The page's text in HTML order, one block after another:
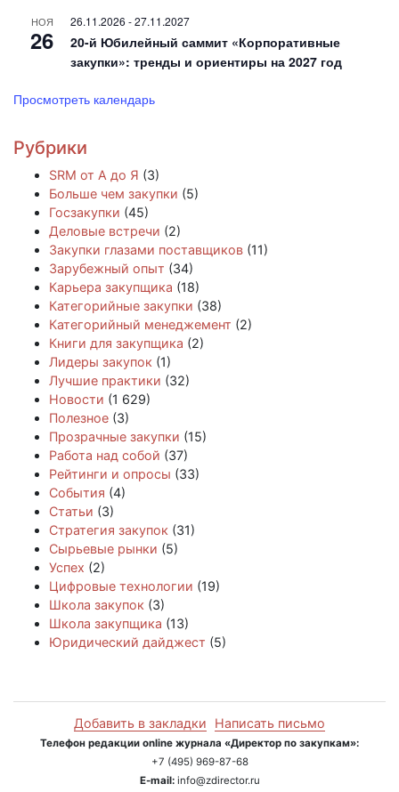
НОЯ
26
26.11.2026 -27.11.2027
20-й Юбилейный саммит «Корпоративные
закупки»: тренды и ориентиры на 2027 год
Просмотреть календарь
Рубрики
SRM от А до Я (3)
Больше чем закупки (5)
Госзакупки (45)
Деловые встречи (2)
Закупки глазами поставщиков (11)
Зарубежный опыт (34)
Карьера закупщика (18)
Категорийные закупки (38)
Категорийный менеджемент (2)
Книги для закупщика (2)
Лидеры закупок (1)
Лучшие практики (32)
Новости (1 629)
Полезное (3)
Прозрачные закупки (15)
Работа над собой (37)
Рейтинги и опросы (33)
События (4)
Статьи (3)
Стратегия закупок (31)
Сырьевые рынки (5)
Успех (2)
Цифровые технологии (19)
Школа закупок (3)
Школа закупщика (13)
Юридический дайджест (5)
Добавить в закладки Написать письмо
Телефон редакции online журнала «Директор по закупкам»:
+7 (495) 969-87-68
E-mail:info@zdirector.ru